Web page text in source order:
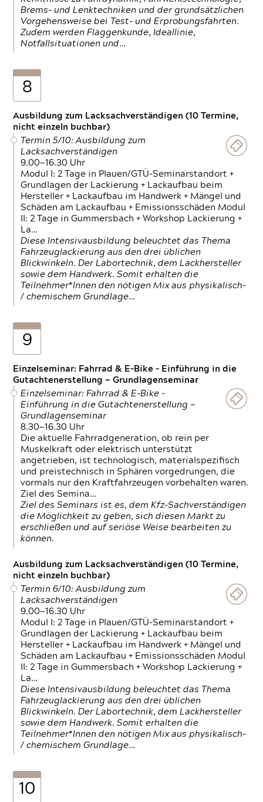
Brems- und Lenktechniken und der grundsätzlichen
Vorgehensweise bei Test- und Erprobungsfahrten.
Zudem werden Flaggenkunde, Ideallinie,
Notfallsituationen und…
8
Ausbildung zum Lacksachverständigen (10 Termine,
nicht einzeln buchbar)
Termin 5/10: Ausbildung zum
Lacksachverständigen
9.00—16.30 Uhr
Modul I: 2 Tage in Plauen/GTÜ-Seminarstandort +
Grundlagen der Lackierung + Lackaufbau beim
Hersteller + Lackaufbau im Handwerk + Mängel und
Schäden am Lackaufbau + Emissionsschäden Modul
II: 2 Tage in Gummersbach + Workshop Lackierung +
La…
Diese Intensivausbildung beleuchtet das Thema
Fahrzeuglackierung aus den drei üblichen
Blickwinkeln. Der Labortechnik, dem Lackhersteller
sowie dem Handwerk. Somit erhalten die
Teilnehmer*Innen den nötigen Mix aus physikalisch-
/ chemischem Grundlage…
9
Einzelseminar: Fahrrad & E-Bike - Einführung in die
Gutachtenerstellung — Grundlagenseminar
Einzelseminar: Fahrrad & E-Bike -
Einführung in die Gutachtenerstellung —
Grundlagenseminar
8.30—16.30 Uhr
Die aktuelle Fahrradgeneration, ob rein per
Muskelkraft oder elektrisch unterstützt
angetrieben, ist technologisch, materialspezifisch
und preistechnisch in Sphären vorgedrungen, die
vormals nur den Kraftfahrzeugen vorbehalten waren.
Ziel des Semina…
Ziel des Seminars ist es, dem Kfz-Sachverständigen
die Möglichkeit zu geben, sich diesen Markt zu
erschließen und auf seriöse Weise bearbeiten zu
können.
Ausbildung zum Lacksachverständigen (10 Termine,
nicht einzeln buchbar)
Termin 6/10: Ausbildung zum
Lacksachverständigen
9.00—16.30 Uhr
Modul I: 2 Tage in Plauen/GTÜ-Seminarstandort +
Grundlagen der Lackierung + Lackaufbau beim
Hersteller + Lackaufbau im Handwerk + Mängel und
Schäden am Lackaufbau + Emissionsschäden Modul
II: 2 Tage in Gummersbach + Workshop Lackierung +
La…
Diese Intensivausbildung beleuchtet das Thema
Fahrzeuglackierung aus den drei üblichen
Blickwinkeln. Der Labortechnik, dem Lackhersteller
sowie dem Handwerk. Somit erhalten die
Teilnehmer*Innen den nötigen Mix aus physikalisch-
/ chemischem Grundlage…
10